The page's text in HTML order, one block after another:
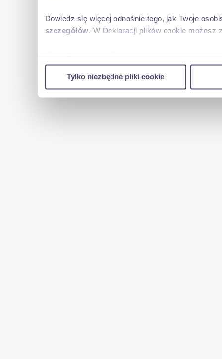
Dowiedz się więcej odnośnie tego, jak Twoje
szczegółów. W Deklaracji plików cookie możesz
w naszej witrynie. Informacje o tym, jak
reklamowym i analitycznym. Partnerzy mogą
uzyskanymi podczas korzystania z ich usług.
Tylko niezbędne pliki cookie